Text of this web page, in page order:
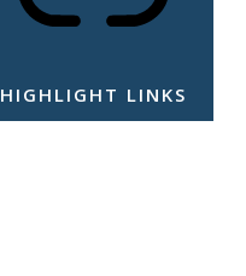
HIGHLIGHT LINKS